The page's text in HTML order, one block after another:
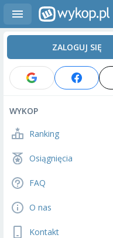
ZALOGUJ SIĘ
WYKOP
Ranking
Osiągnięcia
FAQ
O nas
Kontakt